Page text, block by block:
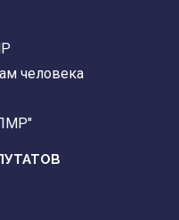
человека